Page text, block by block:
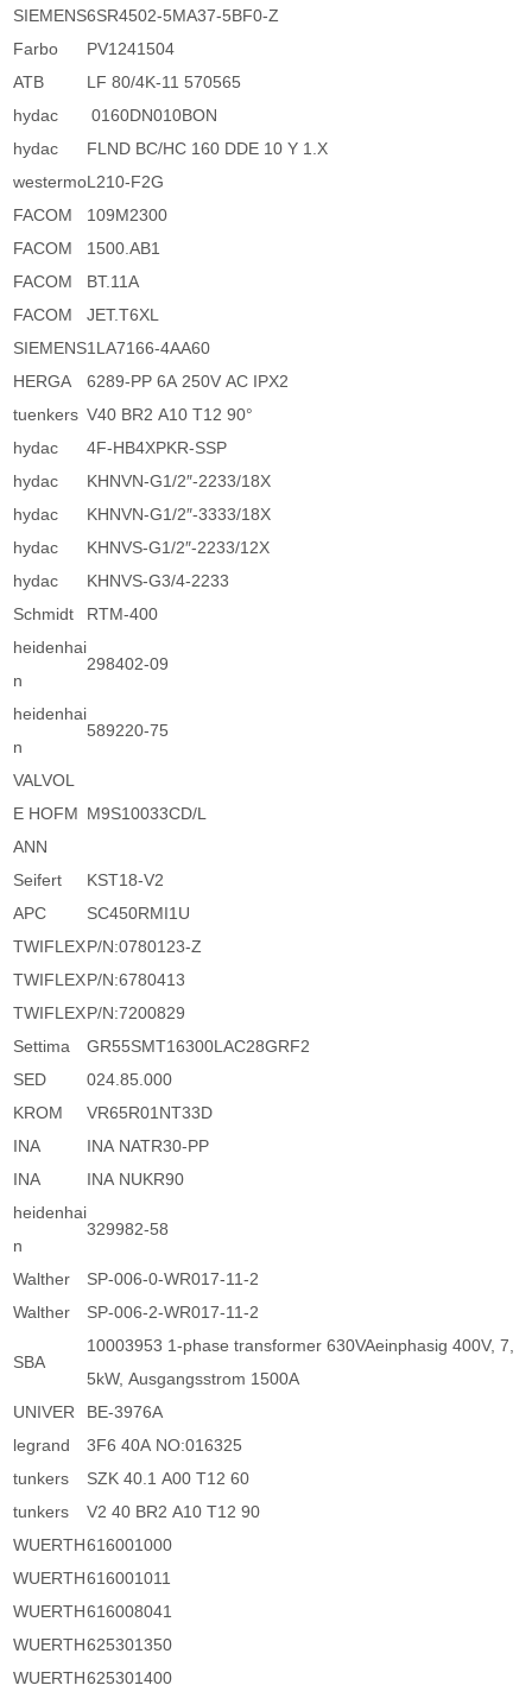
SIEMENS6SR4502-5MA37-5BF0-Z
Farbo
PV1241504
ATB
LF 80/4K-11 570565
hydac
0160DN010BON
hydac
FLND BC/HC 160 DDE 10 Y 1.X
westermoL210-F2G
FACOM
109M2300
FACOM
1500.AB1
FACOM
BT.11A
FACOM
JET.T6XL
SIEMENS1LA7166-4AA60
HERGA
6289-PP 6A 250V AC IPX2
tuenkers V40 BR2 A10 T12 90°
hydac
4F-HB4XPKR-SSP
hydac
KHNVN-G1/2″-2233/18X
hydac
KHNVN-G1/2″-3333/18X
hydac
KHNVS-G1/2″-2233/12X
hydac
KHNVS-G3/4-2233
Schmidt
RTM-400
heidenhai
n
298402-09
heidenhai
n
589220-75
VALVOL
E HOFM
ANN
M9S10033CD/L
Seifert
KST18-V2
APC
SC450RMI1U
TWIFLEXP/N:0780123-Z
TWIFLEXP/N:6780413
TWIFLEXP/N:7200829
Settima
GR55SMT16300LAC28GRF2
SED
024.85.000
KROM
VR65R01NT33D
INA
INA NATR30-PP
INA
INA NUKR90
heidenhai
n
329982-58
Walther
SP-006-0-WR017-11-2
Walther
SP-006-2-WR017-11-2
SBA
10003953 1-phase transformer 630VAeinphasig 400V, 7,
5kW, Ausgangsstrom 1500A
UNIVER
BE-3976A
legrand
3F6 40A NO:016325
tunkers
SZK 40.1 A00 T12 60
tunkers
V2 40 BR2 A10 T12 90
WUERTH616001000
WUERTH616001011
WUERTH616008041
WUERTH625301350
WUERTH625301400